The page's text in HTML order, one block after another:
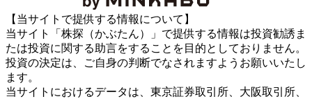
【当サイトで提供する情報について】
当サイト「株探（かぶたん）」で提供する情報は投資勧誘ま
たは投資に関する助言をすることを目的としておりません。
投資の決定は、ご自身の判断でなされますようお願いいたし
ます。
当サイトにおけるデータは、東京証券取引所、大阪取引所、